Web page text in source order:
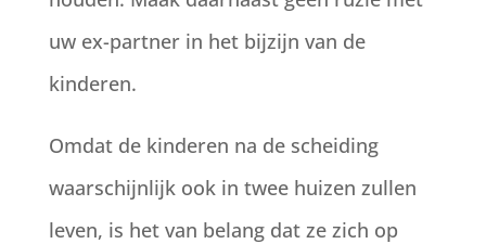
uw ex-partner in het bijzijn van de
kinderen.
Omdat de kinderen na de scheiding
waarschijnlijk ook in twee huizen zullen
leven, is het van belang dat ze zich op